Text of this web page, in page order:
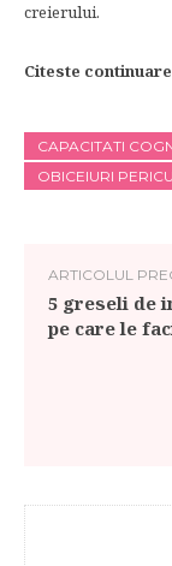
creierului.
Citeste
CAPACITATI
OBICEIURI
ARTICOLUL
5 greseli de
pe care le